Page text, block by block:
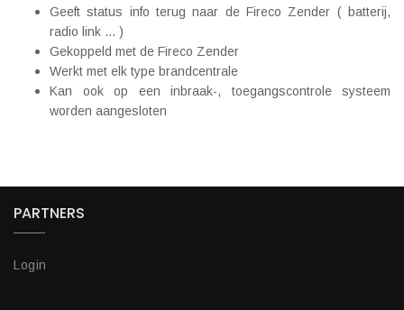
Geeft status info terug naar de Fireco Zender ( batterij,
radio link ... )
Gekoppeld met de Fireco Zender
Werkt met elk type brandcentrale
Kan ook op een inbraak-, toegangscontrole systeem
worden aangesloten
PARTNERS
Login